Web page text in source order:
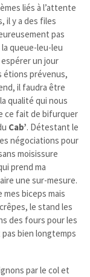
liés à l’attente
il y a des files
pas
la queue-leu-leu
un jour
étions prévenus,
il faudra être
qualité qui nous
ce fait de bifurquer
Cab’. Détestant le
négociations pour
moisissure
prend ma
une sur-mesure.
biceps mais
le stand les
des fours pour les
bien longtemps
par le col et